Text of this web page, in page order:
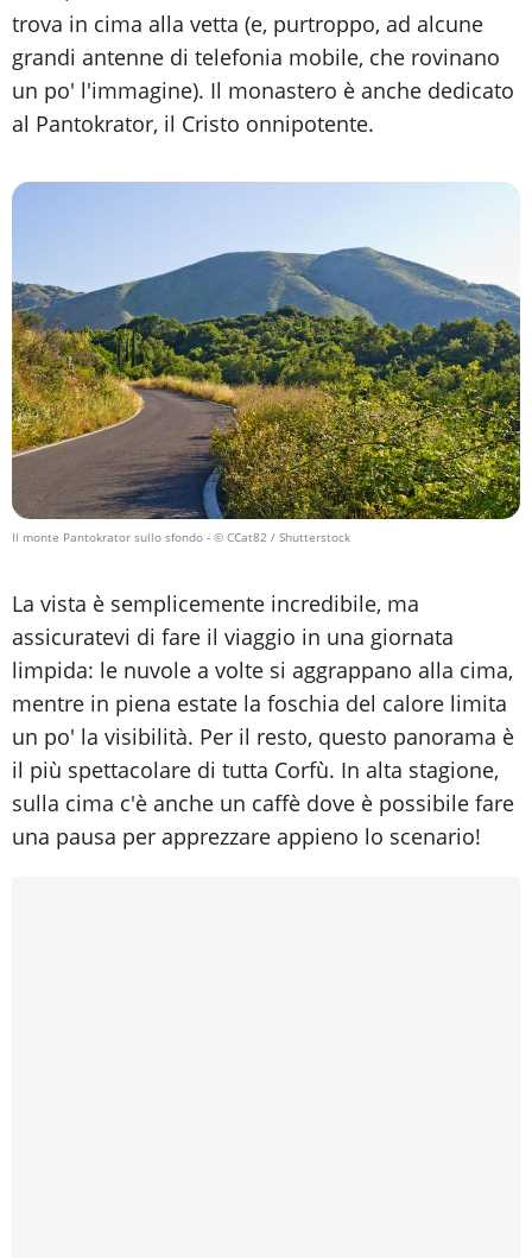
trova in cima alla vetta (e, purtroppo, ad alcune
grandi antenne di telefonia mobile, che rovinano
un po' l'immagine). Il monastero è anche dedicato
al Pantokrator, il Cristo onnipotente.
Il monte Pantokrator sullo sfondo - © CCat82 / Shutterstock
La vista è semplicemente incredibile, ma
assicuratevi di fare il viaggio in una giornata
limpida: le nuvole a volte si aggrappano alla cima,
mentre in piena estate la foschia del calore limita
un po' la visibilità. Per il resto, questo panorama è
il più spettacolare di tutta Corfù. In alta stagione,
sulla cima c'è anche un caffè dove è possibile fare
una pausa per apprezzare appieno lo scenario!